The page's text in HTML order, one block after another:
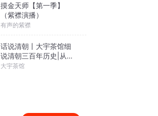
摸金天师【第一季】
（紫襟演播）
有声的紫襟
话说清朝丨大宇茶馆细
说清朝三百年历史|从努
尔哈赤到末代皇帝溥仪|
大宇茶馆